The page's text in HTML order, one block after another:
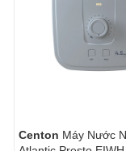
-
Vùng miền
phù hợp
Centon Máy Nước